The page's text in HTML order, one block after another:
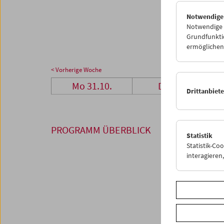
05
< Vorherige Woche
Mo 31.10. Di 1.11.
PROGRAMM ÜBERBLICK
Notwendige
Statistik
Statistik-